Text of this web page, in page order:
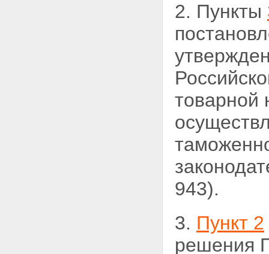
2. Пункты
товарной
943).
3. Пункт 2
решения